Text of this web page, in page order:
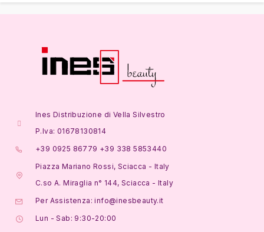
Ines Distribuzione di Vella Silvestro
P.Iva: 01678130814
+39 0925 86779 +39 338 5853440
Piazza Mariano Rossi, Sciacca - Italy
C.so A. Miraglia n° 144, Sciacca - Italy
Per Assistenza: info@inesbeauty.it
Lun - Sab: 9:30-20:00